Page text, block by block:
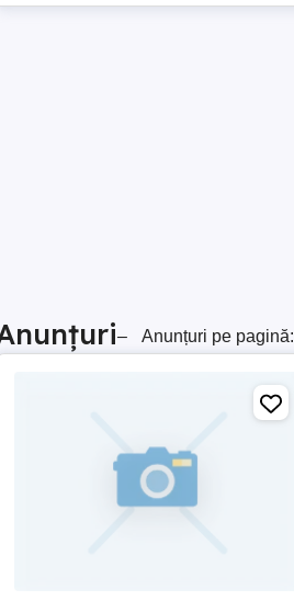
– Anunțuri pe pagină: